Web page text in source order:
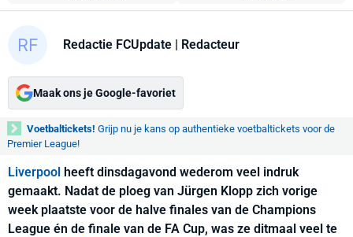
Redactie FCUpdate | Redacteur
Maak ons je Google-favoriet
Voetbaltickets! Grijp nu je kans op authentieke voetbaltickets voor de
Premier League!
Liverpool heeft dinsdagavond wederom veel indruk
gemaakt. Nadat de ploeg van Jürgen Klopp zich vorige
week plaatste voor de halve finales van de Champions
League én de finale van de FA Cup, was ze ditmaal veel te